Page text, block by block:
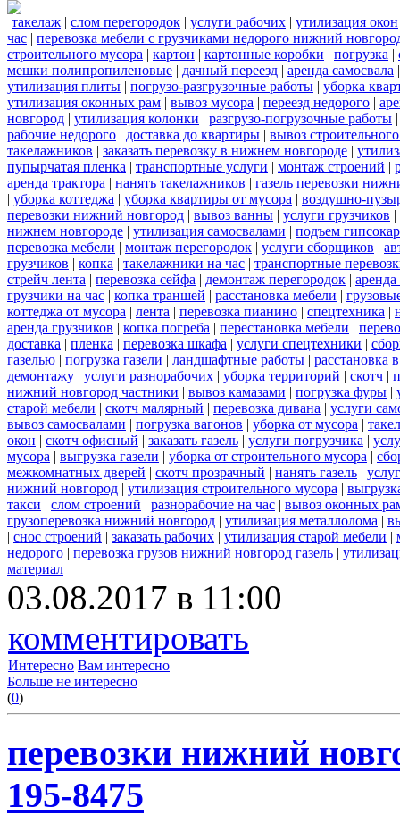
такелаж | слом перегородок | услуги рабочих | утилизация окон
час | перевозка мебели с грузчиками недорого нижний
строительного мусора | картон | картонные коробки | погрузка |
мешки полипропиленовые | дачный переезд | аренда самосвала
утилизация плиты | погрузо-разгрузочные работы | уборка
утилизация оконных рам | вывоз мусора | переезд недорого |
новгород | утилизация колонки | разгрузо-погрузочные работы
рабочие недорого | доставка до квартиры | вывоз
такелажников | заказать перевозку в нижнем новгороде |
пупырчатая пленка | транспортные услуги | монтаж строений |
аренда трактора | нанять такелажников | газель перевозки
| уборка коттеджа | уборка квартиры от мусора | воздушно-
перевозки нижний новгород | вывоз ванны | услуги грузчиков |
нижнем новгороде | утилизация самосвалами | подъем
перевозка мебели | монтаж перегородок | услуги сборщиков |
грузчиков | копка | такелажники на час | транспортные
стрейч лента | перевозка сейфа | демонтаж перегородок |
грузчики на час | копка траншей | расстановка мебели |
коттеджа от мусора | лента | перевозка пианино | спецтехника |
аренда грузчиков | копка погреба | перестановка мебели |
доставка | пленка | перевозка шкафа | услуги спецтехники |
газелью | погрузка газели | ландшафтные работы | расстановка
демонтажу | услуги разнорабочих | уборка территорий | скотч |
нижний новгород частники | вывоз камазами | погрузка фуры |
старой мебели | скотч малярный | перевозка дивана | услуги
вывоз самосвалами | погрузка вагонов | уборка от мусора |
окон | скотч офисный | заказать газель | услуги погрузчика |
мусора | выгрузка газели | уборка от строительного мусора |
межкомнатных дверей | скотч прозрачный | нанять газель |
нижний новгород | утилизация строительного мусора |
такси | слом строений | разнорабочие на час | вывоз оконных
грузоперевозка нижний новгород | утилизация металлолома |
| снос строений | заказать рабочих | утилизация старой мебели |
недорого | перевозка грузов нижний новгород газель |
материал
03.08.2017 в 11:00
комментировать
Интересно Вам интересно
Больше не интересно
(0)
перевозки нижний
195-8475